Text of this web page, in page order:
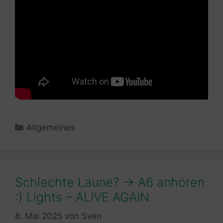
Kategorien
Allgemeines
Schlechte Laune? -> A6 anhören
:) Lights – ALIVE AGAIN
8. Mai 2025 von Sven